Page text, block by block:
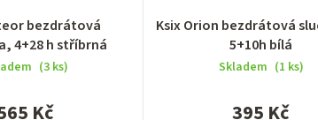
bezdrátová
4+28 h stříbrná
(3 ks)
Kč
Ksix Orion bezdrátová
5+10h bílá
Skladem (1 ks)
395 Kč